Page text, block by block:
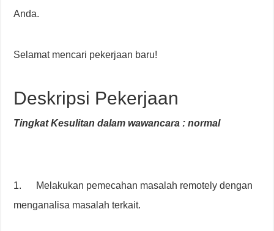
Anda.
Selamat mencari pekerjaan baru!
Deskripsi Pekerjaan
Tingkat Kesulitan dalam wawancara : normal
1. Melakukan pemecahan masalah remotely dengan
menganalisa masalah terkait.